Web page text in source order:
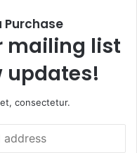
Purchase
mailing list
updates!
consectetur.